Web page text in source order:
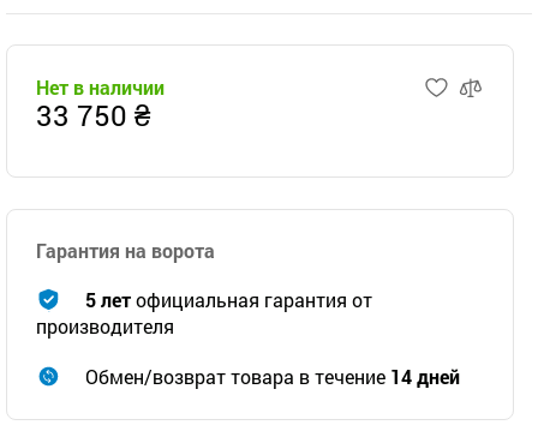
Нет в наличии
33 750 ₴
Гарантия на ворота
5 летофициальная гарантия от
производителя
Обмен/возврат товара в течение 14 дней